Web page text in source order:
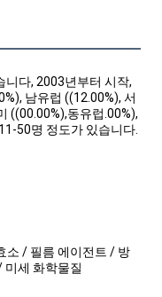
다, 2003년부터 시작,
남유럽 ((12.00%), 서
((00.00%),동유럽.00%),
50명 정도가 있습니다.
소 / 필름 에이전트 / 방
세 화학물질